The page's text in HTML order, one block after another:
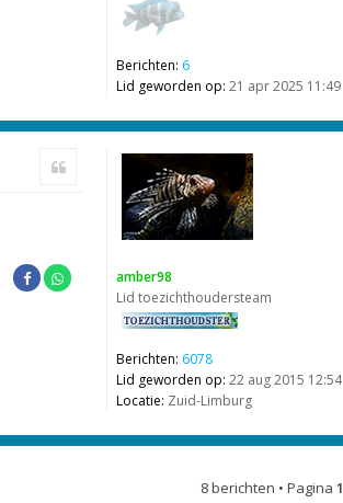
Berichten: 6
Lid geworden op: 21 apr 2025 11:49
amber98
Lid toezichthoudersteam
Berichten: 6078
Lid geworden op: 22 aug 2015 12:54
Locatie: Zuid-Limburg
8 berichten • Pagina 1